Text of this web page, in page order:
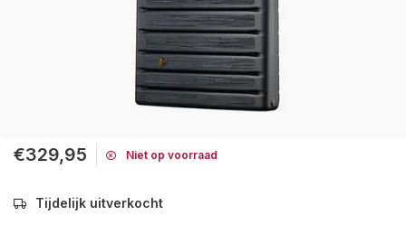
€329,95 Niet op voorraad
Tijdelijk uitverkocht